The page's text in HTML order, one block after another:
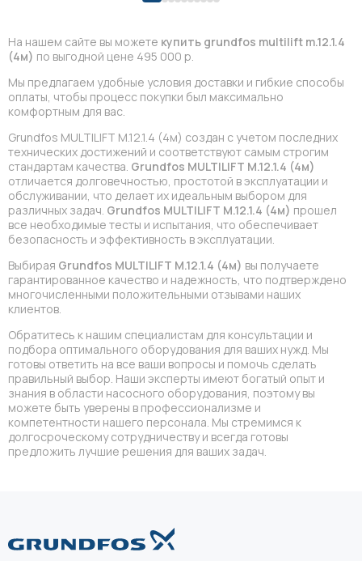
На нашем сайте вы можете купить grundfos multilift m.12.1.4
(4м) по выгодной цене 495 000 р.
Мы предлагаем удобные условия доставки и гибкие способы
оплаты, чтобы процесс покупки был максимально
комфортным для вас.
Grundfos MULTILIFT M.12.1.4 (4м) создан с учетом последних
технических достижений и соответствуют самым строгим
стандартам качества. Grundfos MULTILIFT M.12.1.4 (4м)
отличается долговечностью, простотой в эксплуатации и
обслуживании, что делает их идеальным выбором для
различных задач. Grundfos MULTILIFT M.12.1.4 (4м) прошел
все необходимые тесты и испытания, что обеспечивает
безопасность и эффективность в эксплуатации.
Выбирая Grundfos MULTILIFT M.12.1.4 (4м) вы получаете
гарантированное качество и надежность, что подтверждено
многочисленными положительными отзывами наших
клиентов.
Обратитесь к нашим специалистам для консультации и
подбора оптимального оборудования для ваших нужд. Мы
готовы ответить на все ваши вопросы и помочь сделать
правильный выбор. Наши эксперты имеют богатый опыт и
знания в области насосного оборудования, поэтому вы
можете быть уверены в профессионализме и
компетентности нашего персонала. Мы стремимся к
долгосроческому сотрудничеству и всегда готовы
предложить лучшие решения для ваших задач.